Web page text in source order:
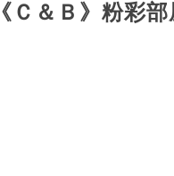
Ｃ＆Ｂ》粉彩